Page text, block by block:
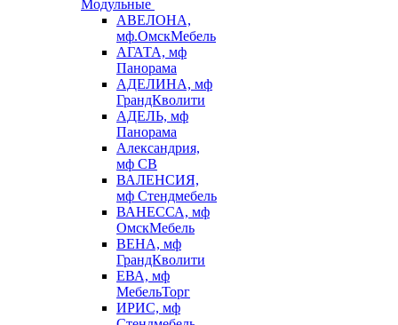
Модульные
АВЕЛОНА,
мф.ОмскМебель
АГАТА, мф
Панорама
АДЕЛИНА, мф
ГрандКволити
АДЕЛЬ, мф
Панорама
Александрия,
мф СВ
ВАЛЕНСИЯ,
мф Стендмебель
ВАНЕССА, мф
ОмскМебель
ВЕНА, мф
ГрандКволити
ЕВА, мф
МебельТорг
ИРИС, мф